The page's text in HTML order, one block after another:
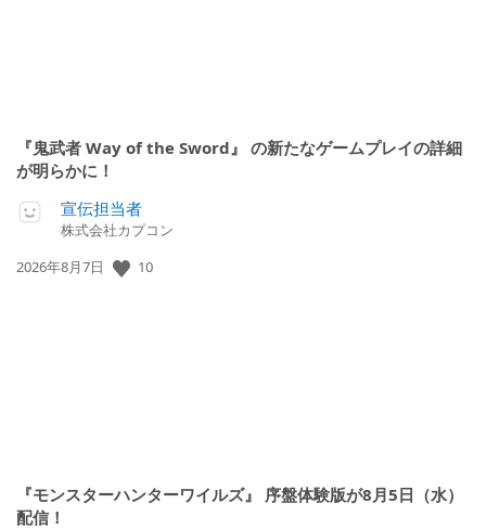
『鬼武者 Way of the Sword』 の新たなゲームプレイの詳細
が明らかに！
宣伝担当者
株式会社カプコン
公
2026年8月7日 10
『モンスターハンターワイルズ』 序盤体験版が8月5日（水）
配信！